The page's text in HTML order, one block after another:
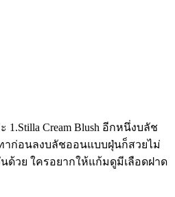
Cream Blush อีกหนึ่งบลัช
าก่อนลงบลัชออนแบบฝุ่นก็สวยไม่
ด้วย ใครอยากให้แก้มดูมีเลือดฝาด